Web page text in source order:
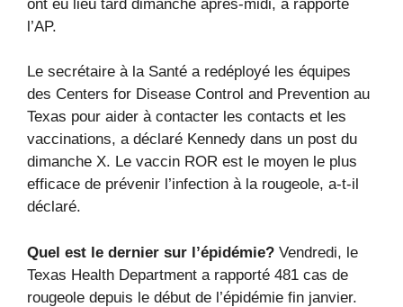
ont eu lieu tard dimanche après-midi, a rapporté
l’AP.
Le secrétaire à la Santé a redéployé les équipes
des Centers for Disease Control and Prevention au
Texas pour aider à contacter les contacts et les
vaccinations, a déclaré Kennedy dans un post du
dimanche X. Le vaccin ROR est le moyen le plus
efficace de prévenir l’infection à la rougeole, a-t-il
déclaré.
Quel est le dernier sur l’épidémie? Vendredi, le
Texas Health Department a rapporté 481 cas de
rougeole depuis le début de l’épidémie fin janvier.